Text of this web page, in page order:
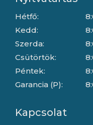
Hétfő:
Kedd:
Szerda:
Csütörtök:
Péntek:
Garancia (P):
Kapcsolat